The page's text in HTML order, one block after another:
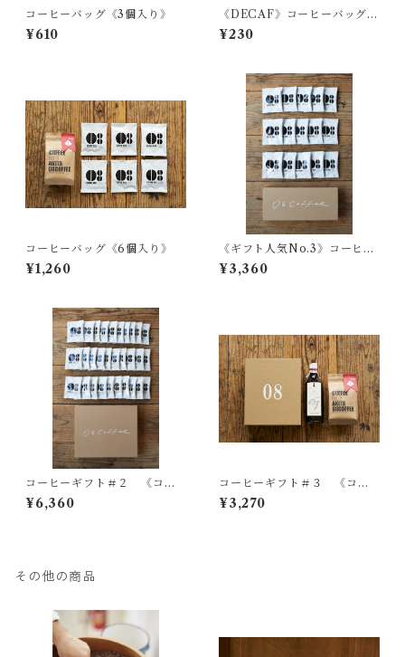
コーヒーバッグ《3個入り》
¥610
《DECAF》コーヒーバッグ
１個
¥230
コーヒーバッグ《6個入り》
¥1,260
《ギフト人気No.3》コーヒー
ギフト＃１ 《コーヒーバッ
グ15個詰め合わせ》
¥3,360
コーヒーギフト＃２ 《コー
ヒーバッグ30個詰め合わせ》
¥6,360
コーヒーギフト＃３ 《コー
ヒーバッグとカフェオレベー
スのセット》
¥3,270
その他の商品